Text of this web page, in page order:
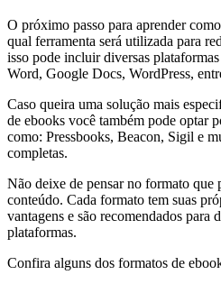
O próximo passo para aprender
qual ferramenta será utilizada para
isso pode incluir diversas
Word, Google Docs, WordPress,
Caso queira uma solução mais
de ebooks você também pode optar
como: Pressbooks, Beacon, Sigil e
completas.
Não deixe de pensar no formato que
conteúdo. Cada formato tem suas
vantagens e são recomendados para
plataformas.
Confira alguns dos formatos de